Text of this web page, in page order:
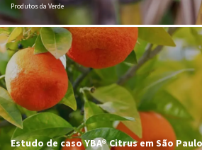
Produtos da Verde
Estudo de caso YBA® Citrus em São Paulo